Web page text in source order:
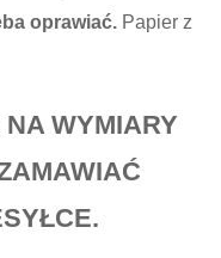
oprawiać. Papier z
WYMIARY